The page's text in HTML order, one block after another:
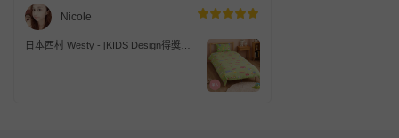
Nicole
日本西村 Westy - [KIDS Design得獎款]